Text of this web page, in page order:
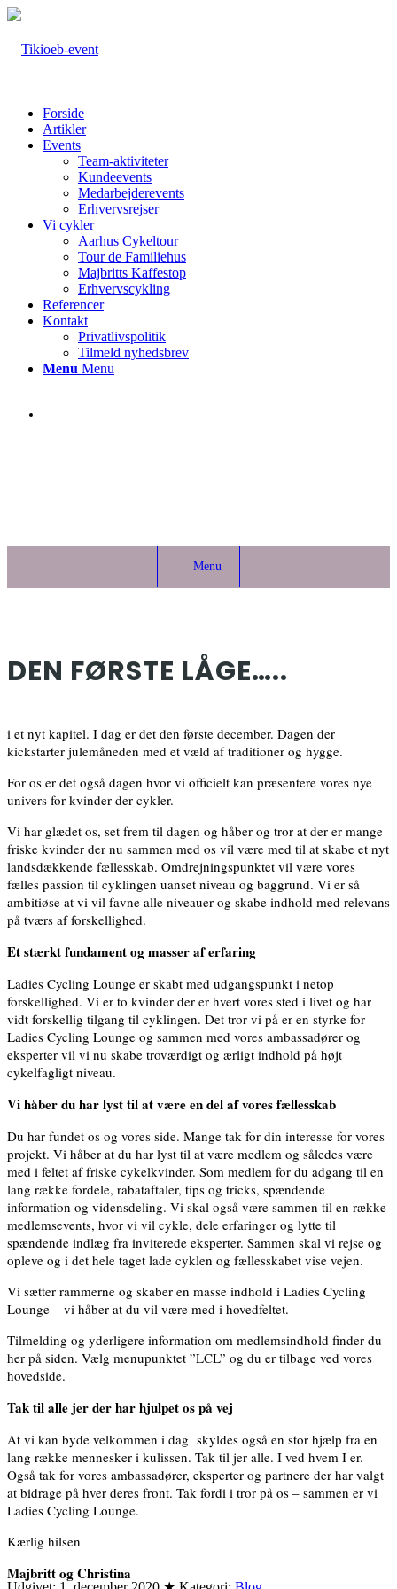
Forside
Artikler
Events
Team-aktiviteter
Kundeevents
Medarbejderevents
Erhvervsrejser
Vi cykler
Aarhus Cykeltour
Tour de Familiehus
Majbritts Kaffestop
Erhvervscykling
Referencer
Kontakt
Privatlivspolitik
Tilmeld nyhedsbrev
Menu Menu
Menu
DEN FØRSTE LÅGE…..
i et nyt kapitel. I dag er det den første december. Dagen der
kickstarter julemåneden med et væld af traditioner og hygge.
For os er det også dagen hvor vi officielt kan præsentere vores nye
univers for kvinder der cykler.
Vi har glædet os, set frem til dagen og håber og tror at der er mange
friske kvinder der nu sammen med os vil være med til at skabe et nyt
landsdækkende fællesskab. Omdrejningspunktet vil være vores
fælles passion til cyklingen uanset niveau og baggrund. Vi er så
ambitiøse at vi vil favne alle niveauer og skabe indhold med relevans
på tværs af forskellighed.
Et stærkt fundament og masser af erfaring
Ladies Cycling Lounge er skabt med udgangspunkt i netop
forskellighed. Vi er to kvinder der er hvert vores sted i livet og har
vidt forskellig tilgang til cyklingen. Det tror vi på er en styrke for
Ladies Cycling Lounge og sammen med vores ambassadører og
eksperter vil vi nu skabe troværdigt og ærligt indhold på højt
cykelfagligt niveau.
Vi håber du har lyst til at være en del af vores fællesskab
Du har fundet os og vores side. Mange tak for din interesse for vores
projekt. Vi håber at du har lyst til at være medlem og således være
med i feltet af friske cykelkvinder. Som medlem for du adgang til en
lang række fordele, rabataftaler, tips og tricks, spændende
information og vidensdeling. Vi skal også være sammen til en række
medlemsevents, hvor vi vil cykle, dele erfaringer og lytte til
spændende indlæg fra inviterede eksperter. Sammen skal vi rejse og
opleve og i det hele taget lade cyklen og fællesskabet vise vejen.
Vi sætter rammerne og skaber en masse indhold i Ladies Cycling
Lounge – vi håber at du vil være med i hovedfeltet.
Tilmelding og yderligere information om medlemsindhold finder du
her på siden. Vælg menupunktet ”LCL” og du er tilbage ved vores
hovedside.
Tak til alle jer der har hjulpet os på vej
At vi kan byde velkommen i dag skyldes også en stor hjælp fra en
lang række mennesker i kulissen. Tak til jer alle. I ved hvem I er.
Også tak for vores ambassadører, eksperter og partnere der har valgt
at bidrage på hver deres front. Tak fordi i tror på os – sammen er vi
Ladies Cycling Lounge.
Kærlig hilsen
Majbritt og Christina